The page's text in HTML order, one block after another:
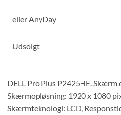
eller AnyDay
Udsolgt
DELL Pro Plus P2425HE. Skærm
Skærmopløsning: 1920 x 1080
Skærmteknologi: LCD,